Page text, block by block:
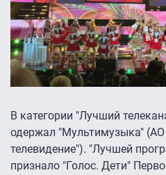
В категории "Лучший
одержал "Мультимузыка"
телевидение"). "Лучшей
признало "Голос. Дети"